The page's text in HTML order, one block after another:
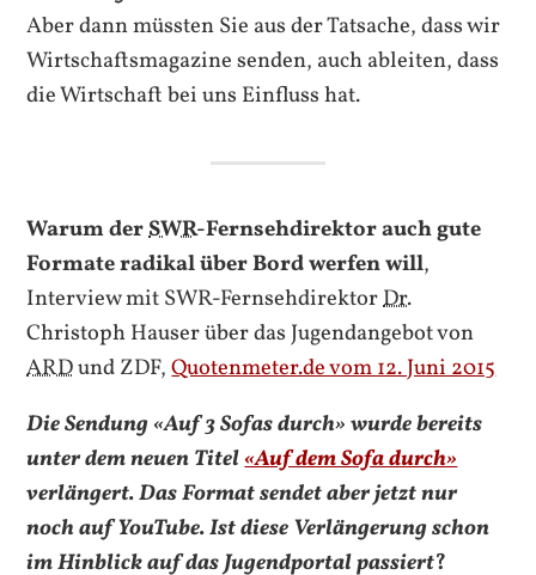
Aber dann müssten Sie aus der Tatsache, dass wir
Wirtschaftsmagazine senden, auch ableiten, dass
die Wirtschaft bei uns Einfluss hat.
Warum derSWR-Fernsehdirektor auch gute
Formate radikal über Bord werfen will,
Interview mit SWR-FernsehdirektorDr.
Christoph Hauser über das Jugendangebot von
ARDund ZDF,Quotenmeter.de vom 12. Juni 2015
Die Sendung «Auf 3 Sofas durch» wurde bereits
unter dem neuen Titel«Auf dem Sofa durch»
verlängert. Das Format sendet aber jetzt nur
noch aufYouTube. Ist diese Verlängerung schon
im Hinblick auf das Jugendportal passiert?